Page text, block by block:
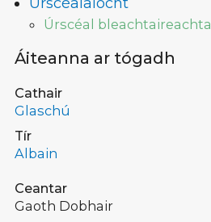
Úrscéal bleachtaireachta
Áiteanna ar tógadh
Cathair
Glaschú
Tír
Albain
Ceantar
Gaoth Dobhair